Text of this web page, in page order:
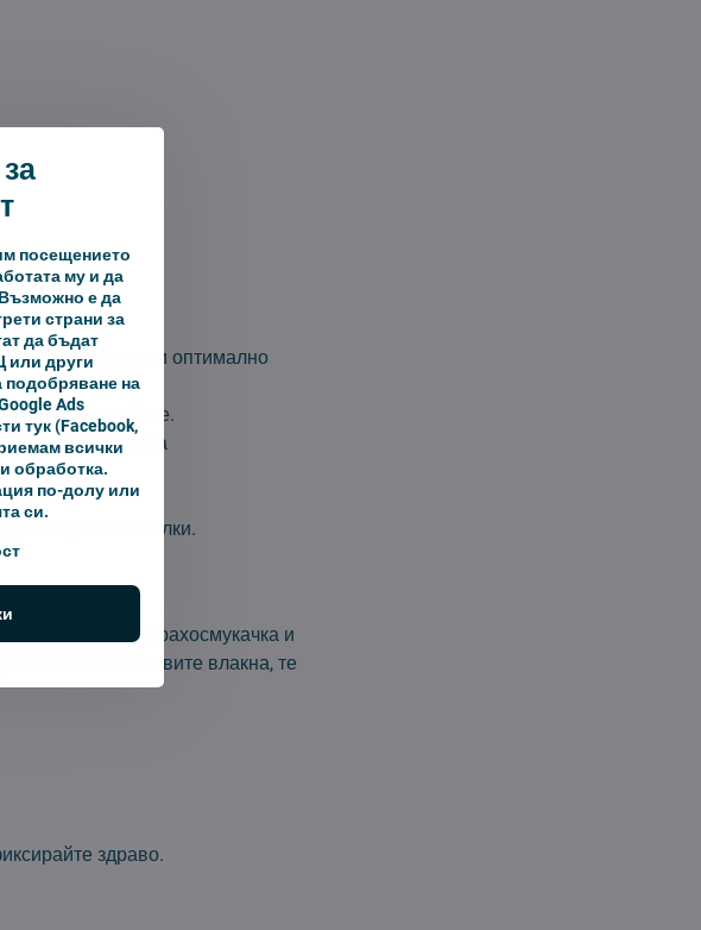
S5+ , осигуряващи оптимално
от ъгли и ръбове.
живот и отлична
видове настилки.
на вашата прахосмукачка и
и гъвкавите влакна, те
здраво.
посещението
му и да
е да
страни за
да бъдат
или други
подобряване на
Ads
тук(Facebook,
всички
обработка.
по-долу или
си.